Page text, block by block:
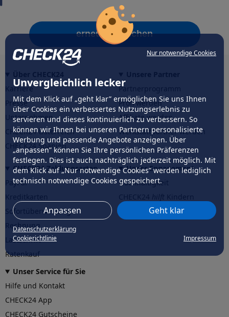
Nur notwendige Cookies
Unvergleichlich lecker
Mit dem Klick auf „geht klar” ermöglichen Sie uns Ihnen
über Cookies ein verbessertes Nutzungserlebnis zu
servieren und dieses kontinuierlich zu verbessern. So
können wir Ihnen bei unseren Partnern personalisierte
Werbung und passende Angebote anzeigen. Über
„anpassen” können Sie Ihre persönlichen Präferenzen
festlegen. Dies ist auch nachträglich jederzeit möglich. Mit
dem Klick auf „Nur notwendige Cookies” werden lediglich
technisch notwendige Cookies gespeichert.
Anpassen Geht klar
Datenschutzerklärung
Cookierichtlinie
Impressum
erneut versuchen
Karriere
Presse
Unternehmen
CHECK24 Österreich
CHECK24 Spanien
Partnerprogramm
Profi werden
Affiliate werden
Werkstattpartner werden
CHECK24 Zahlungsarten
PayPal
Sofortüberweisung
Rechnung
Lastschrift
Ratenkauf
Unser Engagement
Nachhaltigkeit
CHECK24hilftder Natur
Unser Service für Sie
Hilfe und Kontakt
CHECK24 App
CHECK24 Gutscheine